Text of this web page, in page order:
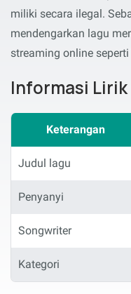
miliki secara ilegal.
mendengarkan lagu
streaming online
Informasi Lirik
Keterangan
Judul lagu
Penyanyi
Songwriter
Kategori